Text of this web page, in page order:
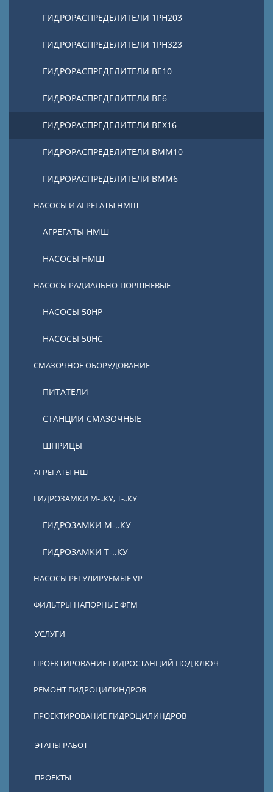
ГИДРОРАСПРЕДЕЛИТЕЛИ 1РН203
ГИДРОРАСПРЕДЕЛИТЕЛИ 1РН323
ГИДРОРАСПРЕДЕЛИТЕЛИ ВЕ10
ГИДРОРАСПРЕДЕЛИТЕЛИ ВЕ6
ГИДРОРАСПРЕДЕЛИТЕЛИ ВЕХ16
ГИДРОРАСПРЕДЕЛИТЕЛИ ВММ10
ГИДРОРАСПРЕДЕЛИТЕЛИ ВММ6
НАСОСЫ И АГРЕГАТЫ НМШ
АГРЕГАТЫ НМШ
НАСОСЫ НМШ
НАСОСЫ РАДИАЛЬНО-ПОРШНЕВЫЕ
НАСОСЫ 50НР
НАСОСЫ 50НС
СМАЗОЧНОЕ ОБОРУДОВАНИЕ
ПИТАТЕЛИ
СТАНЦИИ СМАЗОЧНЫЕ
ШПРИЦЫ
АГРЕГАТЫ НШ
ГИДРОЗАМКИ М-..КУ, Т-..КУ
ГИДРОЗАМКИ М-..КУ
ГИДРОЗАМКИ Т-..КУ
НАСОСЫ РЕГУЛИРУЕМЫЕ VP
ФИЛЬТРЫ НАПОРНЫЕ ФГМ
УСЛУГИ
ПРОЕКТИРОВАНИЕ ГИДРОСТАНЦИЙ ПОД КЛЮЧ
РЕМОНТ ГИДРОЦИЛИНДРОВ
ПРОЕКТИРОВАНИЕ ГИДРОЦИЛИНДРОВ
ЭТАПЫ РАБОТ
ПРОЕКТЫ